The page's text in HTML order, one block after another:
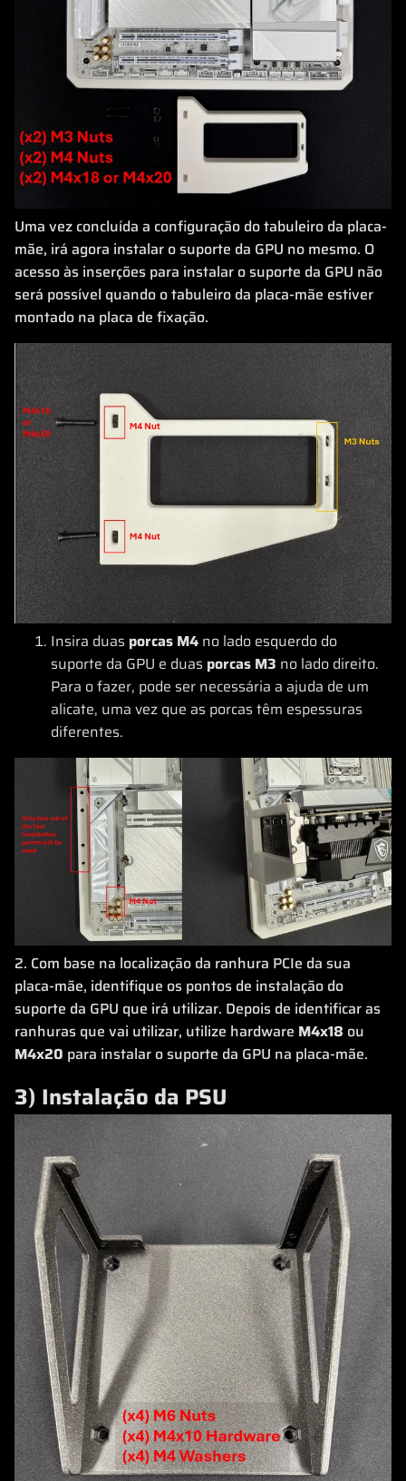
Uma vez concluída a configuração do tabuleiro da placa-
mãe, irá agora instalar o suporte da GPU no mesmo. O
acesso às inserções para instalar o suporte da GPU não
será possível quando o tabuleiro da placa-mãe estiver
montado na placa de fixação.
Insira duas porcas M4 no lado esquerdo do
suporte da GPU e duas porcas M3 no lado direito.
Para o fazer, pode ser necessária a ajuda de um
alicate, uma vez que as porcas têm espessuras
diferentes.
2. Com base na localização da ranhura PCIe da sua
placa-mãe, identifique os pontos de instalação do
suporte da GPU que irá utilizar. Depois de identificar as
ranhuras que vai utilizar, utilize hardware M4x18 ou
M4x20 para instalar o suporte da GPU na placa-mãe.
3) Instalação da PSU